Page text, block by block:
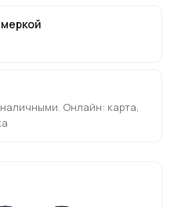
Онлайн: карта,